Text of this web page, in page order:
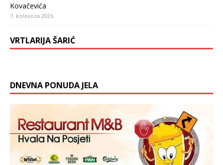
Kovačevića
7. kolovoza 2026.
VRTLARIJA ŠARIĆ
DNEVNA PONUDA JELA